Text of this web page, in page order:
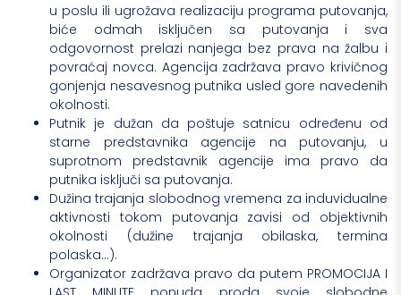
u poslu ili ugrožava realizaciju programa putovanja,
biće odmah isključen sa putovanja i sva
odgovornost prelazi nanjega bez prava na žalbu i
povraćaj novca. Agencija zadržava pravo krivičnog
gonjenja nesavesnog putnika usled gore navedenih
okolnosti.
Putnik je dužan da poštuje satnicu određenu od
starne predstavnika agencije na putovanju, u
suprotnom predstavnik agencije ima pravo da
putnika isključi sa putovanja.
Dužina trajanja slobodnog vremena za induvidualne
aktivnosti tokom putovanja zavisi od objektivnih
okolnosti (dužine trajanja obilaska, termina
polaska…).
Organizator zadržava pravo da putem PROMOCIJA I